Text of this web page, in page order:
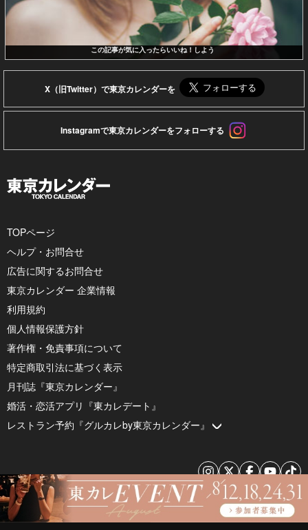
この記事が気に入ったらいいね！しよう
X（旧Twitter）で東京カレンダーを
Instagramで東京カレンダーをフォローする
TOPページ
ヘルプ・お問合せ
広告に関するお問合せ
東京カレンダー 企業情報
利用規約
個人情報保護方針
著作権・免責事項について
特定商取引法に基づく表示
月刊誌『東京カレンダー』
婚活・恋活アプリ『東カレデート』
レストラン予約『グルカレby東京カレンダー』
© 2026 by Tokyo Calendar, Inc.